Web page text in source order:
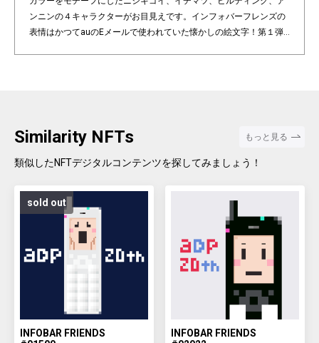
ンニンの４キャラクターがお目見えです。インフォバーフレンズの
表情はかつてauのEメールで使われていた懐かしの絵文字！第１弾
the INFOBAR FRIENDS' faces are nostalgic pictograms once used
in au e-mail! The first edition is a special edition with the aDp20th l
mbination patterns of "character x expression x background colo
r".
Similarity NFTs もっと見る
類似したNFTデジタルコンテンツを探してみましょう！
sold out
INFOBAR FRIENDS
INFOBAR FRIENDS